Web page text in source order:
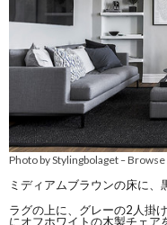
Photo by Stylingbolaget–Browse
ミディアムブラウンの床に、
ラグの上に、グレーの2人掛
にオフホワイトの木製チェア